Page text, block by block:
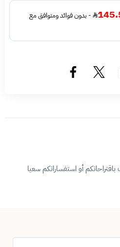
- بدون فوائد ومتوافق مع
أو استفساراتكم سعيا